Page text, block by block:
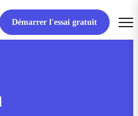
Démarrer l'essai gratuit